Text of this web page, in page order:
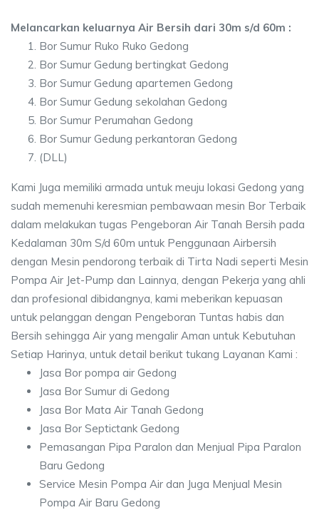
Melancarkan keluarnya Air Bersih dari 30m s/d 60m :
Bor Sumur Ruko Ruko Gedong
Bor Sumur Gedung bertingkat Gedong
Bor Sumur Gedung apartemen Gedong
Bor Sumur Gedung sekolahan Gedong
Bor Sumur Perumahan Gedong
Bor Sumur Gedung perkantoran Gedong
(DLL)
Kami Juga memiliki armada untuk meuju lokasi Gedong yang
sudah memenuhi keresmian pembawaan mesin Bor Terbaik
dalam melakukan tugas Pengeboran Air Tanah Bersih pada
Kedalaman 30m S/d 60m untuk Penggunaan Airbersih
dengan Mesin pendorong terbaik di Tirta Nadi seperti Mesin
Pompa Air Jet-Pump dan Lainnya, dengan Pekerja yang ahli
dan profesional dibidangnya, kami meberikan kepuasan
untuk pelanggan dengan Pengeboran Tuntas habis dan
Bersih sehingga Air yang mengalir Aman untuk Kebutuhan
Setiap Harinya, untuk detail berikut tukang Layanan Kami :
Jasa Bor pompa air Gedong
Jasa Bor Sumur di Gedong
Jasa Bor Mata Air Tanah Gedong
Jasa Bor Septictank Gedong
Pemasangan Pipa Paralon dan Menjual Pipa Paralon
Baru Gedong
Service Mesin Pompa Air dan Juga Menjual Mesin
Pompa Air Baru Gedong